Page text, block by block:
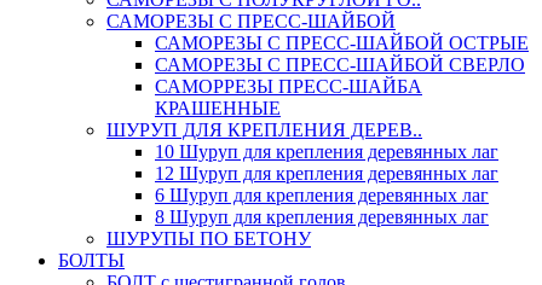
САМОРЕЗЫ С ПРЕСС-ШАЙБОЙ
САМОРЕЗЫ С ПРЕСС-ШАЙБОЙ ОСТРЫЕ
САМОРЕЗЫ С ПРЕСС-ШАЙБОЙ СВЕРЛО
САМОРРЕЗЫ ПРЕСС-ШАЙБА
КРАШЕННЫЕ
ШУРУП ДЛЯ КРЕПЛЕНИЯ ДЕРЕВ..
10 Шуруп для крепления деревянных лаг
12 Шуруп для крепления деревянных лаг
6 Шуруп для крепления деревянных лаг
8 Шуруп для крепления деревянных лаг
ШУРУПЫ ПО БЕТОНУ
БОЛТЫ